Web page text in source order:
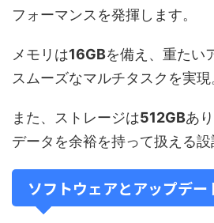
フォーマンスを発揮します。
メモリは16GBを備え、重たい
スムーズなマルチタスクを実現
また、ストレージは512GBあ
データを余裕を持って扱える設
ソフトウェアとアップデー